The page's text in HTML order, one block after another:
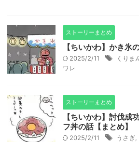
ストーリーまとめ
【ちいかわ】かき氷
2025/2/11 くりま
ワレ
ストーリーまとめ
【ちいかわ】討伐成
フ丼の話【まとめ】
2025/2/11 うさぎ